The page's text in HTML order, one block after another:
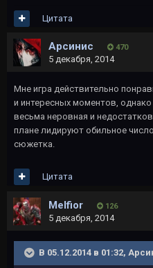
Цитата
Арсинис 470
5 декабря, 2014
Мне игра действительно
и интересных моментов,
весьма неровная и
плане лидируют обильное
сюжетка.
Цитата
Melfior 126
5 декабря, 2014
В 05.12.2014 в 01:32,